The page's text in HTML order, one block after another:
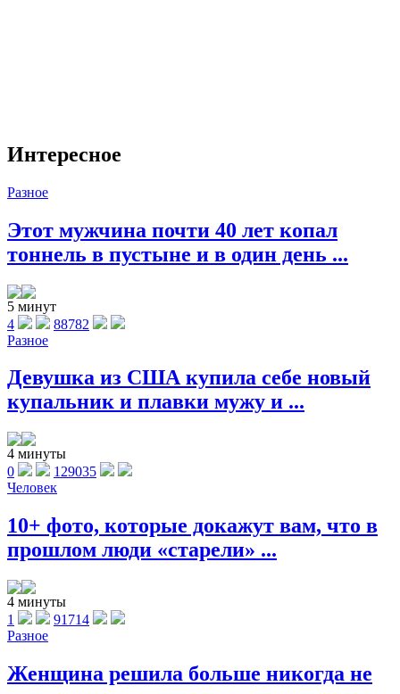
Интересное
Разное
Этот мужчина почти 40 лет копал
тоннель в пустыне и в один день ...
5 минут
4
88782
Разное
Девушка из США купила себе новый
купальник и плавки мужу и ...
4 минуты
0
129035
Человек
10+ фото, которые докажут вам, что в
прошлом люди «старели» ...
4 минуты
1
91714
Разное
Женщина решила больше никогда не